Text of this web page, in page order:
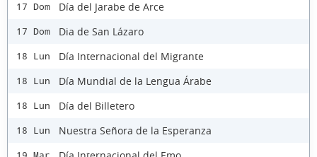
17 Dom Día del Jarabe de Arce
17 Dom Dia de San Lázaro
18 Lun Día Internacional del Migrante
18 Lun Día Mundial de la Lengua Árabe
18 Lun Día del Billetero
18 Lun Nuestra Señora de la Esperanza